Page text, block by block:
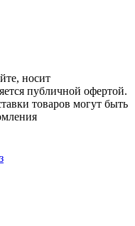
носит
публичной офертой.
товаров могут быть